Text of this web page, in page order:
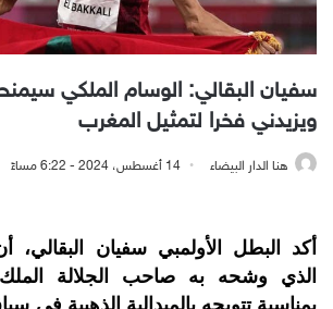
سفيان البقالي: الوسام الملكي
ويزيدني فخرا لتمثيل المغرب
هنا الدار البيضاء 14 أغسطس، 2024 - 6:22 مساءً
أكد البطل الأولمبي سفيان البقالي،
الذي وشحه به صاحب الجلالة